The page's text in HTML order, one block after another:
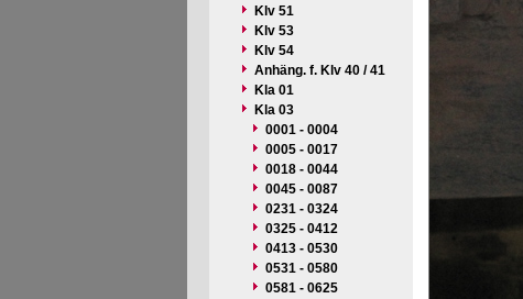
Klv 51
Klv 53
Klv 54
Anhäng. f. Klv 40 / 41
Kla 01
Kla 03
0001 - 0004
0005 - 0017
0018 - 0044
0045 - 0087
0231 - 0324
0325 - 0412
0413 - 0530
0531 - 0580
0581 - 0625